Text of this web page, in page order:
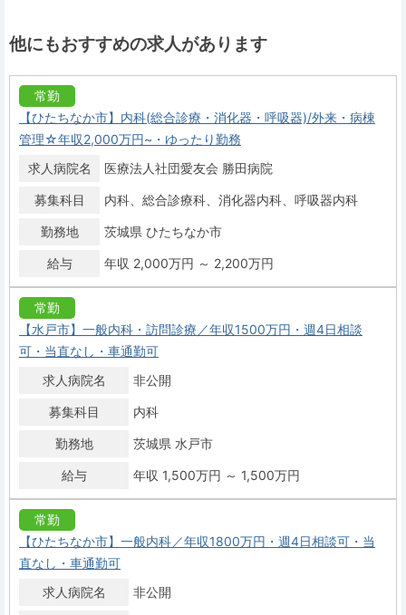
他にもおすすめの求人があります
常勤
【ひたちなか市】内科(総合診療・消化器・呼吸器)/外来・病棟
管理☆年収2,000万円~・ゆったり勤務
求人病院名
医療法人社団愛友会 勝田病院
募集科目 内科 総合診療科 消化器内科 呼吸器内科
勤務地 茨城県 ひたちなか市
給与 年収 2,000万円 ～ 2,200万円
常勤
【水戸市】一般内科・訪問診療／年収1500万円・週4日相談
可・当直なし・車通勤可
求人病院名
非公開
募集科目 内科
勤務地 茨城県 水戸市
給与 年収 1,500万円 ～ 1,500万円
常勤
【ひたちなか市】一般内科／年収1800万円・週4日相談可・当
直なし・車通勤可
求人病院名
非公開